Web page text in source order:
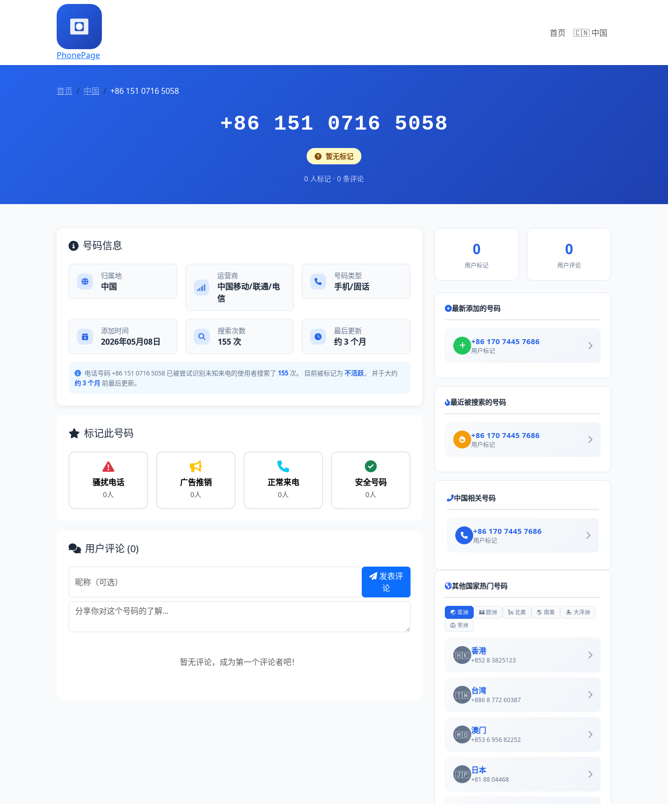
PhonePage
首页 🇨🇳 中国
首页 中国 +86 151 0716 5058
+86 151 0716 5058
暂无标记
0 人标记 · 0 条评论
号码信息
归属地
中国
运营商
中国移动/联通/电
信
号码类型
手机/固话
添加时间
2026年05月08日
搜索次数
155 次
最后更新
约 3 个月
电话号码 +86 151 0716 5058 已被尝试识别未知来电的使用者搜索了 155次。 目前被标记为 不活跃， 并于大约
约 3 个月 前最后更新。
标记此号码
骚扰电话
0人
广告推销
0人
正常来电
0人
安全号码
0人
用户评论 (0)
发表评
论
暂无评论，成为第一个评论者吧！
0
用户标记
0
用户评论
最新添加的号码
+86 170 7445 7686
用户标记
最近被搜索的号码
+86 170 7445 7686
用户标记
中国相关号码
+86 170 7445 7686
用户标记
其他国家热门号码
🌏 亚洲 🏰 欧洲 🗽 北美 🌎 南美
🏝️ 大洋洲
🦁 非洲
🇭🇰 香港
+852 8 3825123
🇹🇼 台湾
+886 8 772 60387
🇲🇴 澳门
+853 6 956 82252
🇯🇵 日本
+81 88 04468